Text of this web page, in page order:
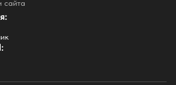
факультет
факультет
языков
психологии
культуры и спорта
для иностранных граждан
сайта